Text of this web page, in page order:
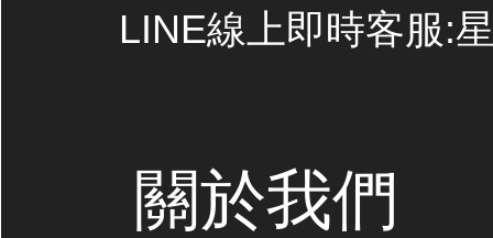
LINE線上即時客服:
關於我們